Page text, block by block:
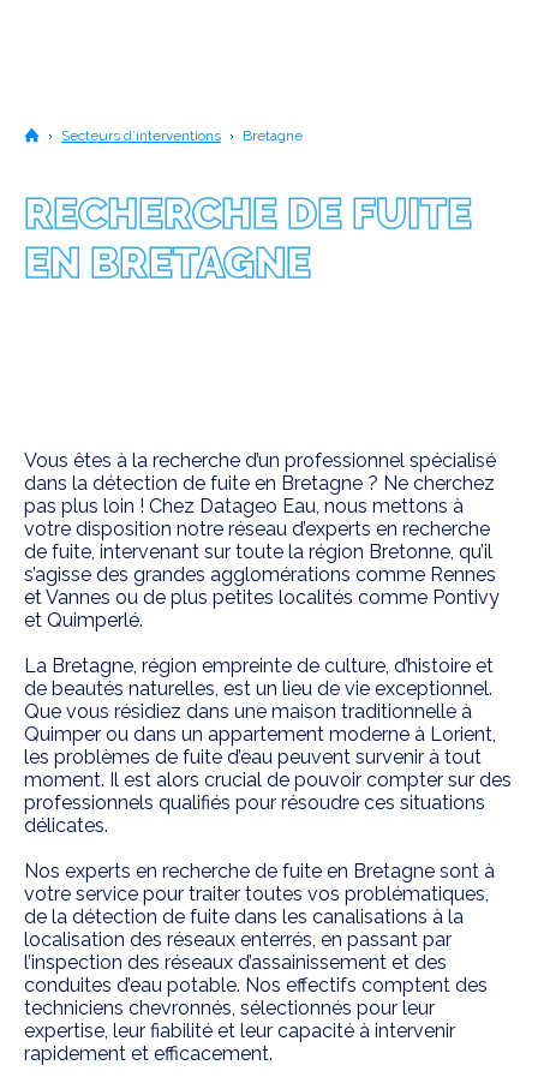
AccueilSecteurs d’interventions Bretagne
RECHERCHE DE FUITE
EN BRETAGNE
Vous êtes à la recherche d’un professionnel spécialisé
dans la détection de fuite en Bretagne ? Ne cherchez
pas plus loin ! Chez Datageo Eau, nous mettons à
votre disposition notre réseau d’experts en recherche
de fuite, intervenant sur toute la région Bretonne, qu’il
s’agisse des grandes agglomérations comme Rennes
et Vannes ou de plus petites localités comme Pontivy
et Quimperlé.
La Bretagne, région empreinte de culture, d’histoire et
de beautés naturelles, est un lieu de vie exceptionnel.
Que vous résidiez dans une maison traditionnelle à
Quimper ou dans un appartement moderne à Lorient,
les problèmes de fuite d’eau peuvent survenir à tout
moment. Il est alors crucial de pouvoir compter sur des
professionnels qualifiés pour résoudre ces situations
délicates.
Nos experts en recherche de fuite en Bretagne sont à
votre service pour traiter toutes vos problématiques,
de la détection de fuite dans les canalisations à la
localisation des réseaux enterrés, en passant par
l’inspection des réseaux d’assainissement et des
conduites d’eau potable. Nos effectifs comptent des
techniciens chevronnés, sélectionnés pour leur
expertise, leur fiabilité et leur capacité à intervenir
rapidement et efficacement.